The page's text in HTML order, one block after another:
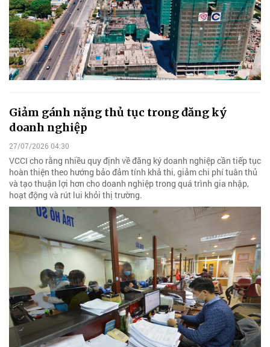
Giảm gánh nặng thủ tục trong đăng ký
doanh nghiệp
27/07/2026 04:30
VCCI cho rằng nhiều quy định về đăng ký doanh nghiệp cần tiếp tục
hoàn thiện theo hướng bảo đảm tính khả thi, giảm chi phí tuân thủ
và tạo thuận lợi hơn cho doanh nghiệp trong quá trình gia nhập,
hoạt động và rút lui khỏi thị trường.